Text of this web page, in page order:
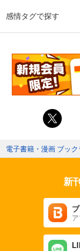
感情タグで探す
電子書籍・漫画 ブッ
新